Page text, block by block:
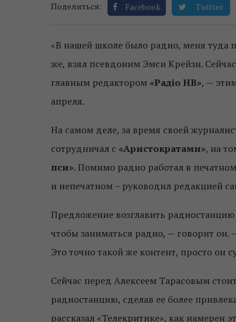
Поделиться: Facebook Twitter
«В нашей школе было радио, меня туда
же, взял псевдоним Эмси Крейзи.
главным редактором «Радіо НВ», —
апреля.
На самом деле, за время своей
сотрудничал с «Аристократами», на
пси». Помимо радио работал в
и непечатном – руководил редакцией
Предложение возглавить
чтобы заниматься радио, — говорит он.
Это точно такой же контент, просто он
Сейчас перед Алексеем Тарасовым
радиостанцию, сделав ее более
рассказал «Телекритике», как намерен